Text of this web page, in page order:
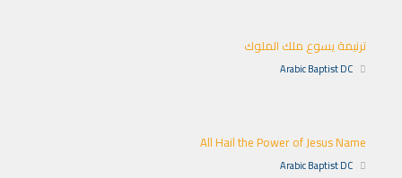
ترنيمة يسوع ملك الملوك
Arabic Baptist DC
All Hail the Power of Jesus Name
Arabic Baptist DC